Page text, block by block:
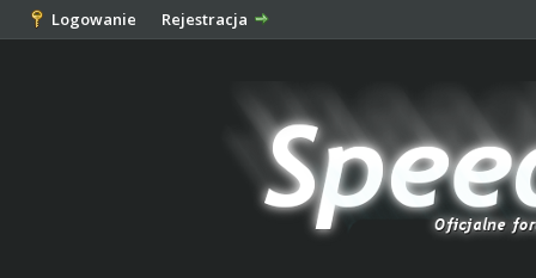
Logowanie Rejestracja